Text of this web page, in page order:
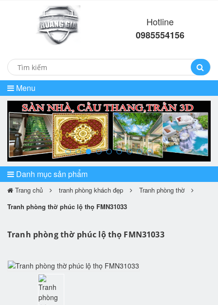
Hotline
0985554156
Menu
prev
Danh mục sản phẩm
Trang chủ tranh phòng khách đẹp
Tranh phòng thờ
Tranh phòng thờ phúc lộ thọ FMN31033
Tranh phòng thờ phúc lộ thọ FMN31033